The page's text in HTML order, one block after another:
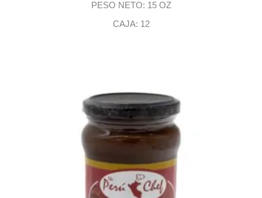
PESO NETO: 15 OZ
CAJA: 12